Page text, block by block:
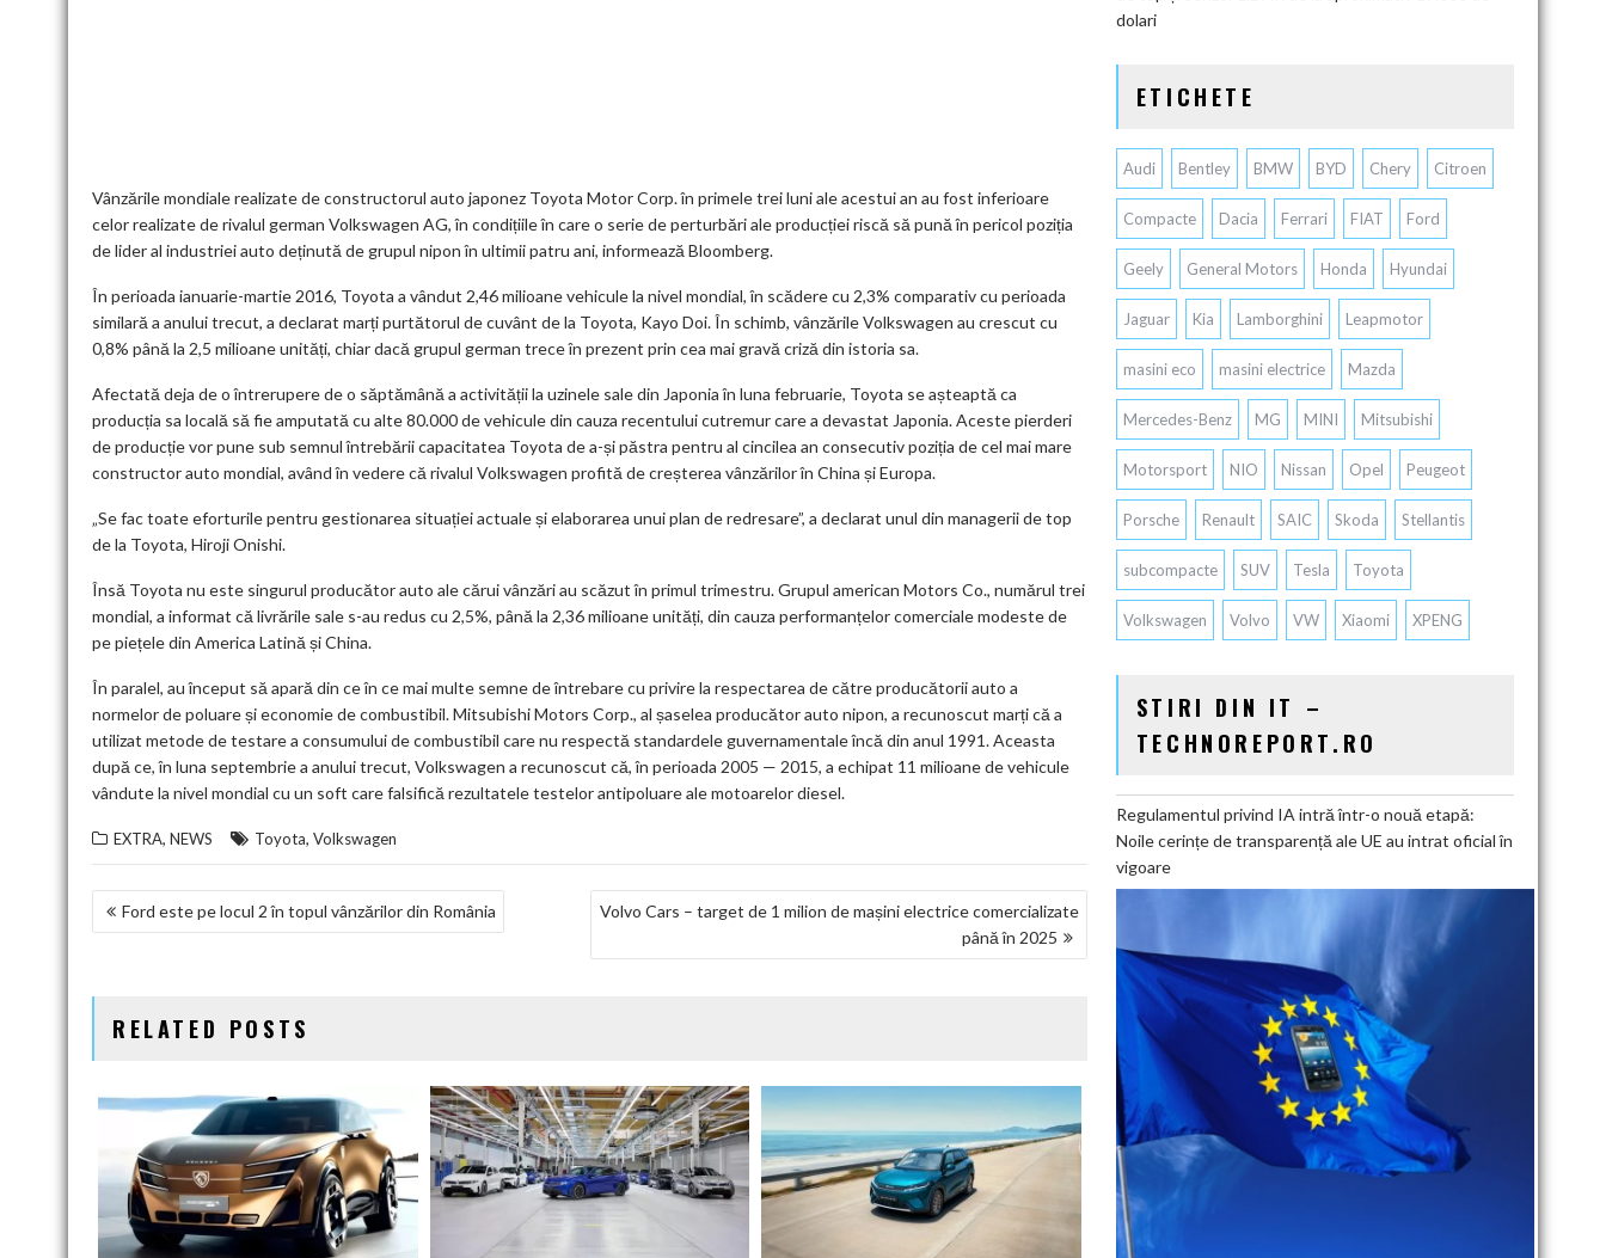
k
p
m
o
o
k
m
ar
ks
Vânzările mondiale realizate de constructorul auto japonez Toyota Motor Corp. în primele trei luni ale acestui an au fost inferioare
celor realizate de rivalul german Volkswagen AG, în condițiile în care o serie de perturbări ale producției riscă să pună în pericol poziția
de lider al industriei auto deținută de grupul nipon în ultimii patru ani, informează Bloomberg.
În perioada ianuarie-martie 2016, Toyota a vândut 2,46 milioane vehicule la nivel mondial, în scădere cu 2,3% comparativ cu perioada
similară a anului trecut, a declarat marți purtătorul de cuvânt de la Toyota, Kayo Doi. În schimb, vânzările Volkswagen au crescut cu
0,8% până la 2,5 milioane unități, chiar dacă grupul german trece în prezent prin cea mai gravă criză din istoria sa.
Afectată deja de o întrerupere de o săptămână a activității la uzinele sale din Japonia în luna februarie, Toyota se așteaptă ca
producția sa locală să fie amputată cu alte 80.000 de vehicule din cauza recentului cutremur care a devastat Japonia. Aceste pierderi
de producție vor pune sub semnul întrebării capacitatea Toyota de a-și păstra pentru al cincilea an consecutiv poziția de cel mai mare
constructor auto mondial, având în vedere că rivalul Volkswagen profită de creșterea vânzărilor în China și Europa.
„Se fac toate eforturile pentru gestionarea situației actuale și elaborarea unui plan de redresare”, a declarat unul din managerii de top
de la Toyota, Hiroji Onishi.
Însă Toyota nu este singurul producător auto ale cărui vânzări au scăzut în primul trimestru. Grupul american Motors Co., numărul trei
mondial, a informat că livrările sale s-au redus cu 2,5%, până la 2,36 milioane unități, din cauza performanțelor comerciale modeste de
pe piețele din America Latină și China.
În paralel, au început să apară din ce în ce mai multe semne de întrebare cu privire la respectarea de către producătorii auto a
normelor de poluare și economie de combustibil. Mitsubishi Motors Corp., al șaselea producător auto nipon, a recunoscut marți că a
utilizat metode de testare a consumului de combustibil care nu respectă standardele guvernamentale încă din anul 1991. Aceasta
după ce, în luna septembrie a anului trecut, Volkswagen a recunoscut că, în perioada 2005 — 2015, a echipat 11 milioane de vehicule
vândute la nivel mondial cu un soft care falsifică rezultatele testelor antipoluare ale motoarelor diesel.
EXTRA, NEWS Toyota, Volkswagen
NAVIGARE
Ford este pe locul 2 în topul vânzărilor din România
Volvo Cars – target de 1 milion de mașini electrice comercializate
până în 2025
RELATED POSTS
dolari
ETICHETE
Audi Bentley BMW BYD Chery Citroen
Compacte Dacia Ferrari FIAT Ford
Geely General Motors Honda Hyundai
Jaguar Kia Lamborghini Leapmotor
masini eco masini electrice Mazda
Mercedes-Benz MG MINI Mitsubishi
Motorsport NIO Nissan Opel Peugeot
Porsche Renault SAIC Skoda Stellantis
subcompacte SUV Tesla Toyota
Volkswagen Volvo VW Xiaomi XPENG
STIRI DIN IT –
TECHNOREPORT.RO
Regulamentul privind IA intră într-o nouă etapă:
Noile cerințe de transparență ale UE au intrat oficial în
vigoare